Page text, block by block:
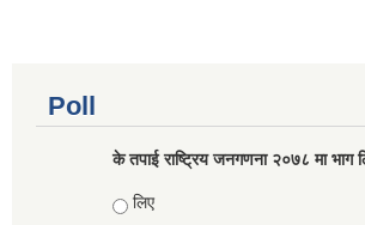
Poll
के तपाई राष्ट्रिय जनगणना २०७८ मा भाग
Choices
लिए